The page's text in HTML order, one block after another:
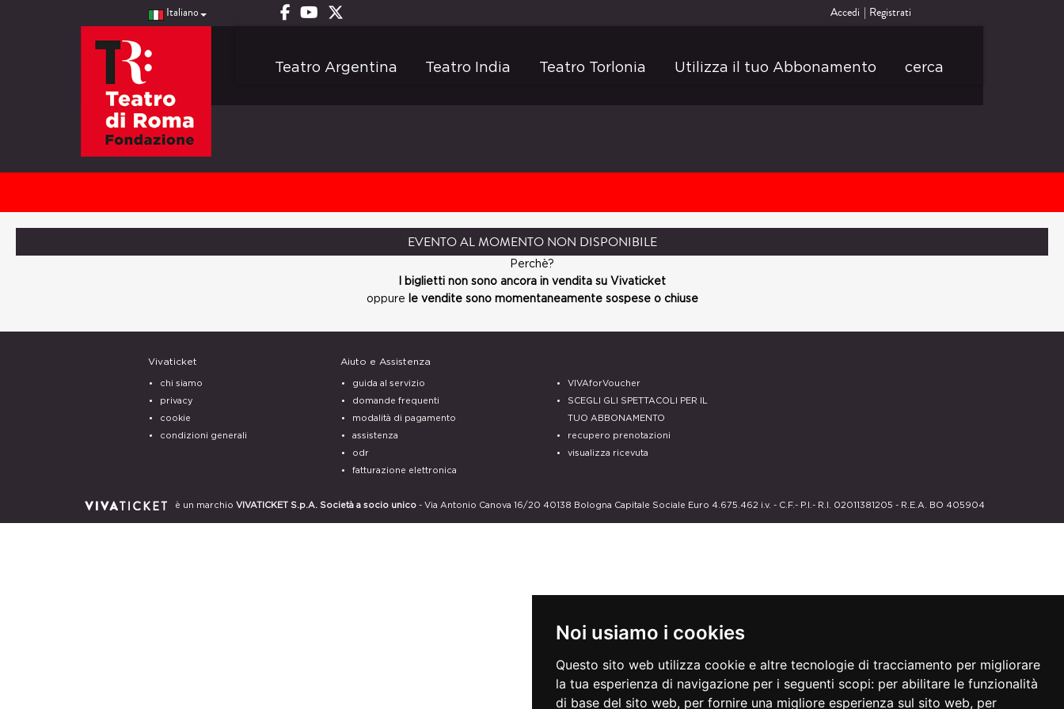
Noi usiamo i cookies
Questo sito web utilizza cookie e altre tecnologie di tracciamento per migliorare
la tua esperienza di navigazione per i seguenti scopi: per abilitare le funzionalità
di base del sito web, per fornire una migliore esperienza sul sito web, per
Italiano Accedi Registrati
Teatro Argentina Teatro India Teatro Torlonia Utilizza il tuo Abbonamento cerca
EVENTO AL MOMENTO NON DISPONIBILE
Perchè?
I biglietti non sono ancora in vendita su Vivaticket
oppure
le vendite sono momentaneamente sospese o chiuse
Vivaticket
chi siamo
privacy
cookie
condizioni generali
Aiuto e Assistenza
guida al servizio
domande frequenti
modalità di pagamento
assistenza
odr
fatturazione elettronica
VIVAforVoucher
SCEGLI GLI SPETTACOLI PER IL
TUO ABBONAMENTO
recupero prenotazioni
visualizza ricevuta
è un marchio VIVATICKET S.p.A. Società a socio unico - Via Antonio Canova 16/20 40138 Bologna Capitale Sociale Euro 4.675.462 i.v. - C.F.- P.I.- R.I. 02011381205 - R.E.A. BO 405904